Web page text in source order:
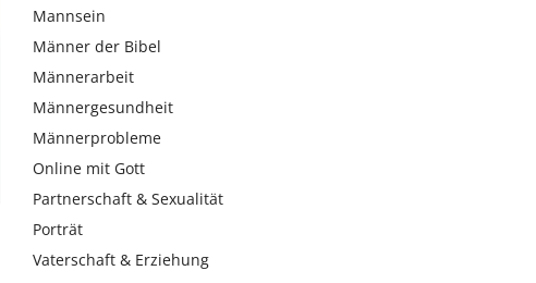
Mannsein
Männer der Bibel
Männerarbeit
Männergesundheit
Männerprobleme
Online mit Gott
Partnerschaft & Sexualität
Porträt
Vaterschaft & Erziehung